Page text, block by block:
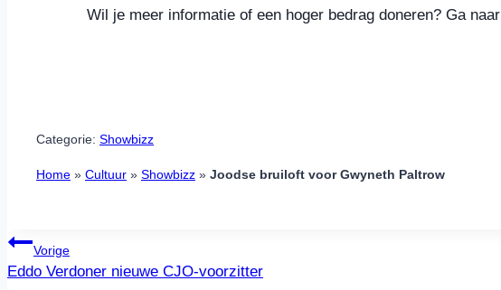
MasterCard,
Wil je meer informatie of een hoger bedrag doneren? Ga naar
Categorie: Showbizz
Home » Cultuur » Showbizz » Joodse bruiloft voor Gwyneth Paltrow
Bericht
navigatie
Vorige
Eddo Verdoner nieuwe CJO-voorzitter